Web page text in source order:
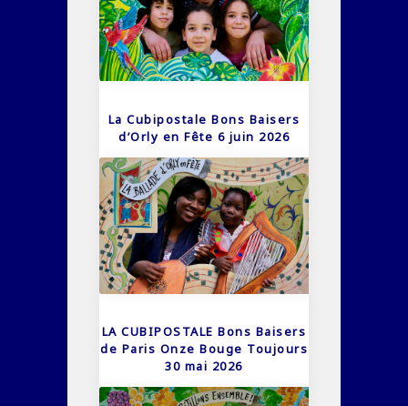
La Cubipostale Bons Baisers
d’Orly en Fête 6 juin 2026
LA CUBIPOSTALE Bons Baisers
de Paris Onze Bouge Toujours
30 mai 2026